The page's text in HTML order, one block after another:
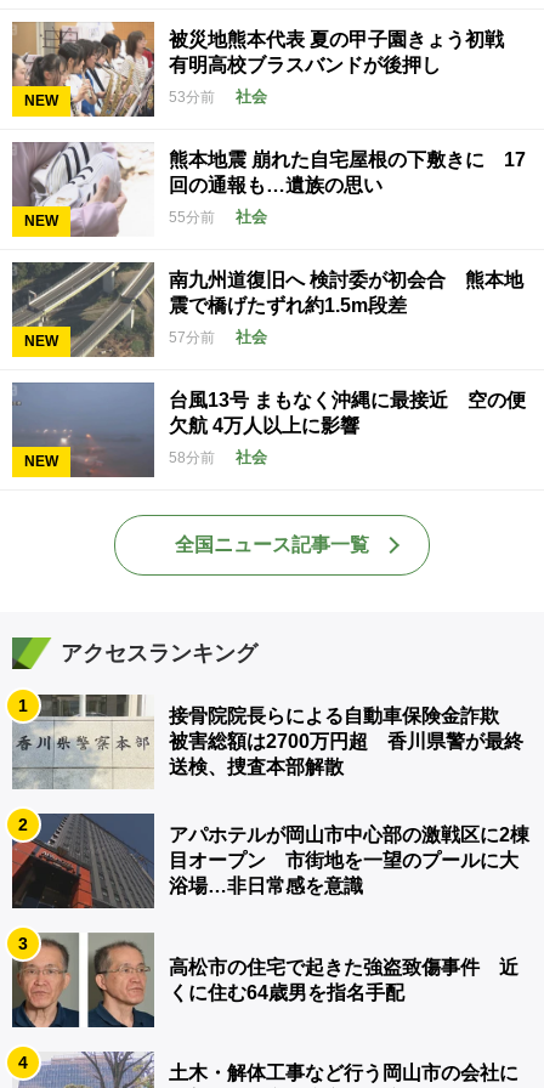
NEW
被災地熊本代表 夏の甲子園きょう初戦
有明高校ブラスバンドが後押し
53分前 社会
NEW
熊本地震 崩れた自宅屋根の下敷きに 17
回の通報も…遺族の思い
55分前 社会
NEW
南九州道復旧へ 検討委が初会合 熊本地
震で橋げたずれ約1.5m段差
57分前 社会
NEW
台風13号 まもなく沖縄に最接近 空の便
欠航 4万人以上に影響
58分前 社会
全国ニュース記事一覧
アクセスランキング
1
接骨院院長らによる自動車保険金詐欺
被害総額は2700万円超 香川県警が最終
送検、捜査本部解散
2
アパホテルが岡山市中心部の激戦区に2棟
目オープン 市街地を一望のプールに大
浴場…非日常感を意識
3
高松市の住宅で起きた強盗致傷事件 近
くに住む64歳男を指名手配
4
土木・解体工事など行う岡山市の会社に